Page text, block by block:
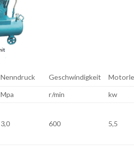
Nenndruck Geschwindigkeit
Mpa r/min kw
3,0 600 5,5